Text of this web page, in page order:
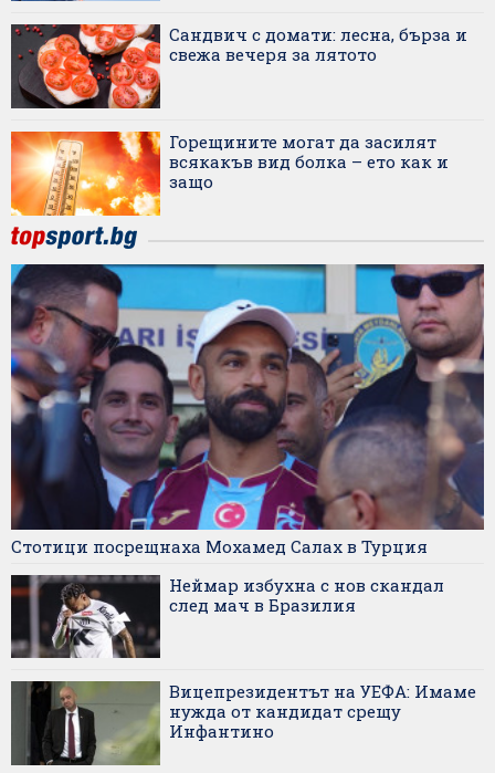
Сандвич с домати: лесна, бърза и
свежа вечеря за лятото
Горещините могат да засилят
всякакъв вид болка – ето как и
защо
Стотици посрещнаха Мохамед Салах в Турция
Неймар избухна с нов скандал
след мач в Бразилия
Вицепрезидентът на УЕФА: Имаме
нужда от кандидат срещу
Инфантино